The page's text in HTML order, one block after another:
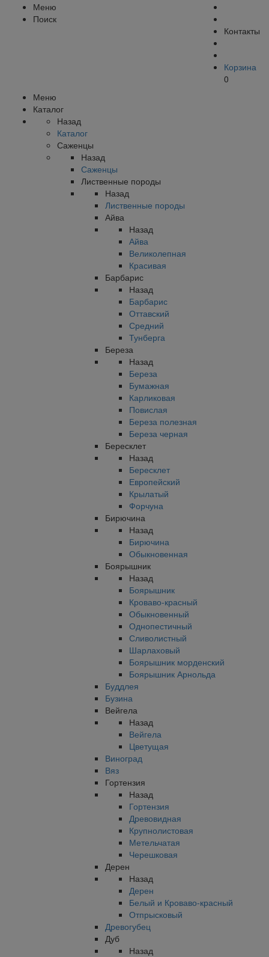
Контакты
Корзина
0
Меню
Поиск
Меню
Каталог
Назад
Каталог
Саженцы
Назад
Саженцы
Лиственные породы
Назад
Лиственные породы
Айва
Назад
Айва
Великолепная
Красивая
Барбарис
Назад
Барбарис
Оттавский
Средний
Тунберга
Береза
Назад
Береза
Бумажная
Карликовая
Повислая
Береза полезная
Береза черная
Бересклет
Назад
Бересклет
Европейский
Крылатый
Форчуна
Бирючина
Назад
Бирючина
Обыкновенная
Боярышник
Назад
Боярышник
Кроваво-красный
Обыкновенный
Однопестичный
Сливолистный
Шарлаховый
Боярышник морденский
Боярышник Арнольда
Буддлея
Бузина
Вейгела
Назад
Вейгела
Цветущая
Виноград
Вяз
Гортензия
Назад
Гортензия
Древовидная
Крупнолистовая
Метельчатая
Черешковая
Дерен
Назад
Дерен
Белый и Кроваво-красный
Отпрысковый
Древогубец
Дуб
Назад